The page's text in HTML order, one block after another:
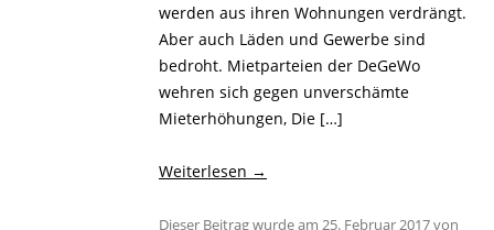
werden aus ihren Wohnungen verdrängt.
Aber auch Läden und Gewerbe sind
bedroht. Mietparteien der DeGeWo
wehren sich gegen unverschämte
Mieterhöhungen, Die […]
Weiterlesen →
Dieser Beitrag wurde am 25. Februar 2017von